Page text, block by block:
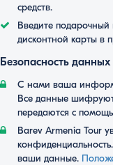
средств.
Введите
дисконтной карты в
Безопасность данных
С нами ваша
Все данные
передаются с
Barev Armenia Tour
ваши данные.